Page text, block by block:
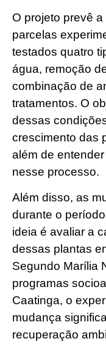
O projeto prevê
parcelas
testados quatro
água, remoção
combinação de
tratamentos. O
dessas
crescimento das
além de
nesse processo.
Além disso, as
durante o
ideia é avaliar a
dessas plantas
Segundo Marília
programas
Caatinga, o
mudança
recuperação